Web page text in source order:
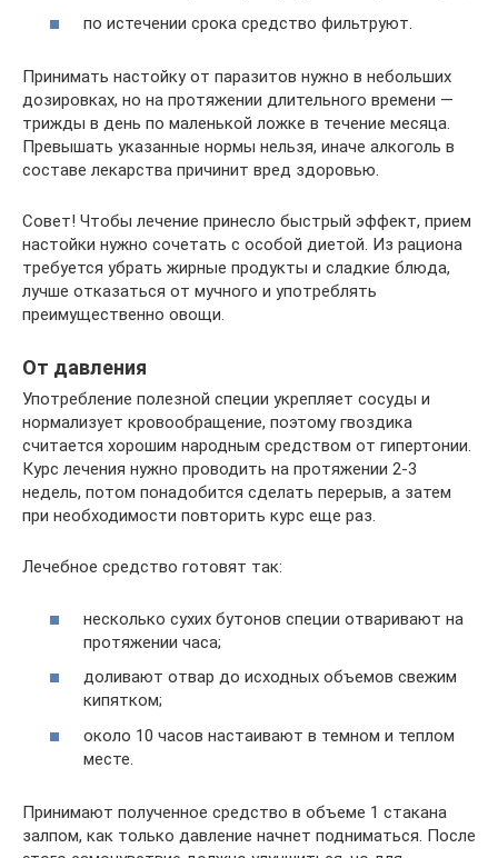
по истечении срока средство фильтруют.
Принимать настойку от паразитов нужно в небольших
дозировках, но на протяжении длительного времени —
трижды в день по маленькой ложке в течение месяца.
Превышать указанные нормы нельзя, иначе алкоголь в
составе лекарства причинит вред здоровью.
Совет! Чтобы лечение принесло быстрый эффект, прием
настойки нужно сочетать с особой диетой. Из рациона
требуется убрать жирные продукты и сладкие блюда,
лучше отказаться от мучного и употреблять
преимущественно овощи.
От давления
Употребление полезной специи укрепляет сосуды и
нормализует кровообращение, поэтому гвоздика
считается хорошим народным средством от гипертонии.
Курс лечения нужно проводить на протяжении 2-3
недель, потом понадобится сделать перерыв, а затем
при необходимости повторить курс еще раз.
Лечебное средство готовят так:
несколько сухих бутонов специи отваривают на
протяжении часа;
доливают отвар до исходных объемов свежим
кипятком;
около 10 часов настаивают в темном и теплом
месте.
Принимают полученное средство в объеме 1 стакана
залпом, как только давление начнет подниматься. После